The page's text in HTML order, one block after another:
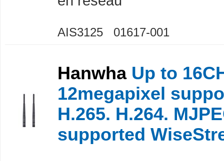
AIS3125 01617-001
HanwhaUp to
12megapixel
H.265. H.264.
supported